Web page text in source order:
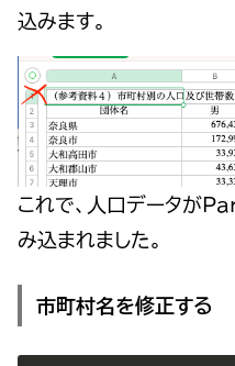
込みます。
これで、人口データが
み込まれました。
市町村名を修正する